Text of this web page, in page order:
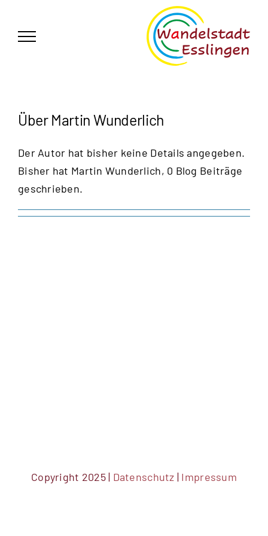
springen
Über Martin Wunderlich
Der Autor hat bisher keine Details angegeben.
Bisher hat Martin Wunderlich, 0 Blog Beiträge
geschrieben.
Copyright 2025 | Datenschutz | Impressum